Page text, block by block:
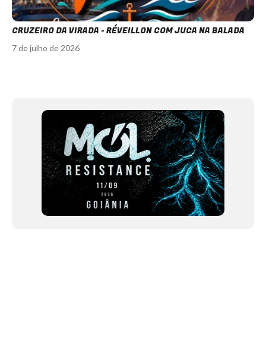
CRUZEIRO DA VIRADA - RÉVEILLON COM JUCA NA BALADA
7 de julho de 2026